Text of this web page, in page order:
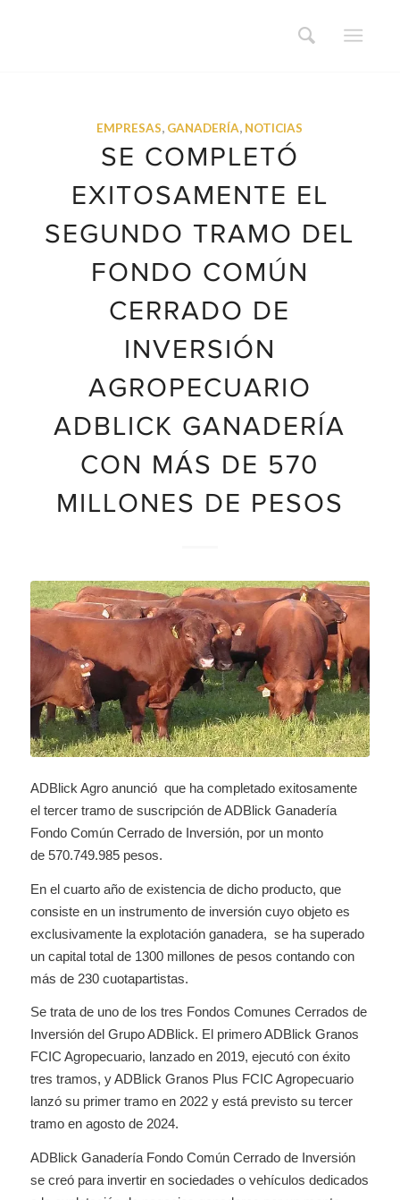
EMPRESAS, GANADERÍA, NOTICIAS
SE COMPLETÓ
EXITOSAMENTE EL
SEGUNDO TRAMO DEL
FONDO COMÚN
CERRADO DE
INVERSIÓN
AGROPECUARIO
ADBLICK GANADERÍA
CON MÁS DE 570
MILLONES DE PESOS
ADBlick Agro anunció que ha completado exitosamente
el tercer tramo de suscripción de ADBlick Ganadería
Fondo Común Cerrado de Inversión, por un monto
de 570.749.985 pesos.
En el cuarto año de existencia de dicho producto, que
consiste en un instrumento de inversión cuyo objeto es
exclusivamente la explotación ganadera, se ha superado
un capital total de 1300 millones de pesos contando con
más de 230 cuotapartistas.
Se trata de uno de los tres Fondos Comunes Cerrados de
Inversión del Grupo ADBlick. El primero ADBlick Granos
FCIC Agropecuario, lanzado en 2019, ejecutó con éxito
tres tramos, y ADBlick Granos Plus FCIC Agropecuario
lanzó su primer tramo en 2022 y está previsto su tercer
tramo en agosto de 2024.
ADBlick Ganadería Fondo Común Cerrado de Inversión
se creó para invertir en sociedades o vehículos dedicados